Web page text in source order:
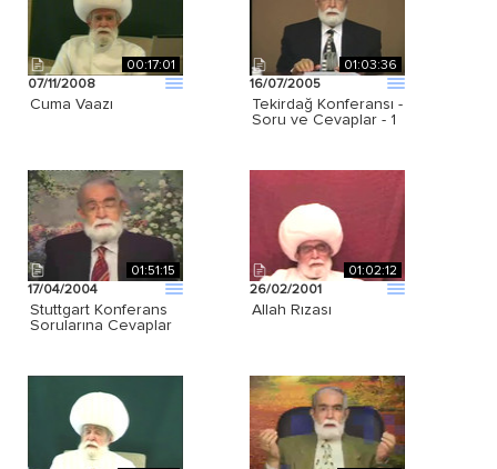
00:17:01
07/11/2008
Cuma Vaazı
01:03:36
16/07/2005
Tekirdağ Konferansı -
Soru ve Cevaplar - 1
01:51:15
17/04/2004
Stuttgart Konferans
Sorularına Cevaplar
01:02:12
26/02/2001
Allah Rızası